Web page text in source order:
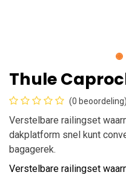
Thule
(0 beoordeling)
Verstelbare railingset
dakplatform snel kunt
bagagerek.
Verstelbare railingset